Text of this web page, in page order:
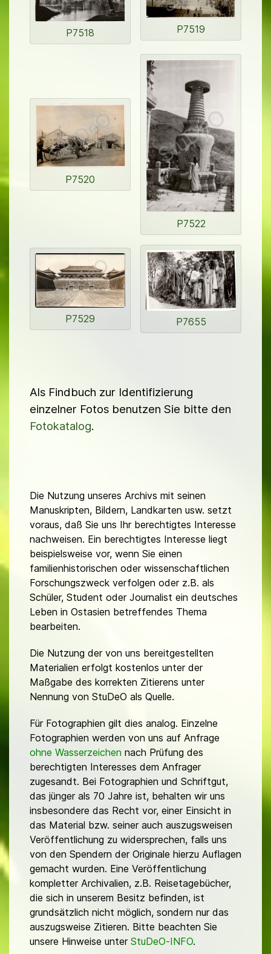
P7518 P7519
P7520
P7522
P7529 P7655
Als Findbuch zur Identifizierung
einzelner Fotos benutzen Sie bitte den
Fotokatalog.
Die Nutzung unseres Archivs mit seinen
Manuskripten, Bildern, Landkarten usw. setzt
voraus, daß Sie uns Ihr berechtigtes Interesse
nachweisen. Ein berechtigtes Interesse liegt
beispielsweise vor, wenn Sie einen
familienhistorischen oder wissenschaftlichen
Forschungszweck verfolgen oder z.B. als
Schüler, Student oder Journalist ein deutsches
Leben in Ostasien betreffendes Thema
bearbeiten.
Die Nutzung der von uns bereitgestellten
Materialien erfolgt kostenlos unter der
Maßgabe des korrekten Zitierens unter
Nennung von StuDeO als Quelle.
Für Fotographien gilt dies analog. Einzelne
Fotographien werden von uns auf Anfrage
ohne Wasserzeichen nach Prüfung des
berechtigten Interesses dem Anfrager
zugesandt. Bei Fotographien und Schriftgut,
das jünger als 70 Jahre ist, behalten wir uns
insbesondere das Recht vor, einer Einsicht in
das Material bzw. seiner auch auszugsweisen
Veröffentlichung zu widersprechen, falls uns
von den Spendern der Originale hierzu Auflagen
gemacht wurden. Eine Veröffentlichung
kompletter Archivalien, z.B. Reisetagebücher,
die sich in unserem Besitz befinden, ist
grundsätzlich nicht möglich, sondern nur das
auszugsweise Zitieren. Bitte beachten Sie
unsere Hinweise unter StuDeO-INFO.